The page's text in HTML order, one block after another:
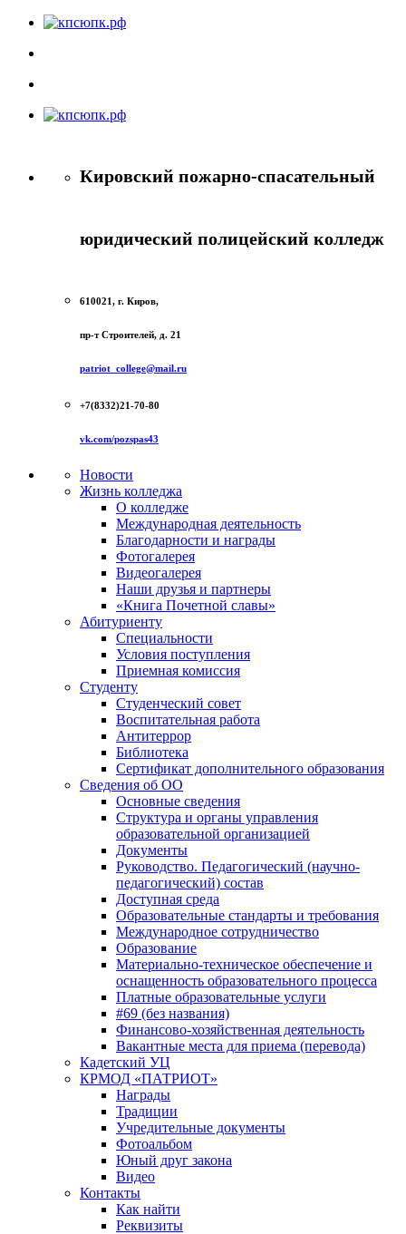
Кировский пожарно-спасательный
юридический полицейский колледж
610021, г. Киров,
пр-т Строителей, д. 21
patriot_college@mail.ru
+7(8332)21-70-80
vk.com/pozspas43
Новости
Жизнь колледжа
О колледже
Международная деятельность
Благодарности и награды
Фотогалерея
Видеогалерея
Наши друзья и партнеры
«Книга Почетной славы»
Абитуриенту
Специальности
Условия поступления
Приемная комиссия
Студенту
Студенческий совет
Воспитательная работа
Антитеррор
Библиотека
Сертификат дополнительного образования
Сведения об ОО
Основные сведения
Структура и органы управления
образовательной организацией
Документы
Руководство. Педагогический (научно-
педагогический) состав
Доступная среда
Образовательные стандарты и требования
Международное сотрудничество
Образование
Материально-техническое обеспечение и
оснащенность образовательного процесса
Платные образовательные услуги
#69 (без названия)
Финансово-хозяйственная деятельность
Вакантные места для приема (перевода)
Кадетский УЦ
КРМОД «ПАТРИОТ»
Награды
Традиции
Учредительные документы
Фотоальбом
Юный друг закона
Видео
Контакты
Как найти
Реквизиты